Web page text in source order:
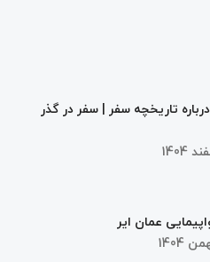
تاریخچه سفر | سفر در گذر
عمان ایر